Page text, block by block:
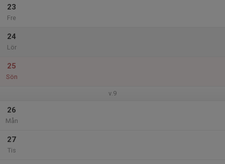
23
Fre
24
Lör
25
Sön
v.9
26
Mån
27
Tis